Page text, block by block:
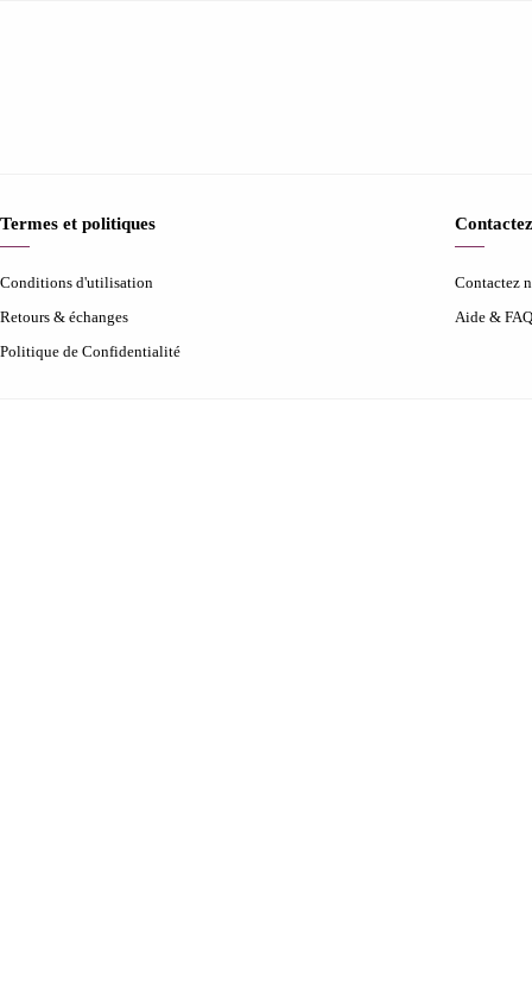
Termes et politiques
Conditions d'utilisation
Retours & échanges
Politique de Confidentialité
Contactez
Aide & FAQ